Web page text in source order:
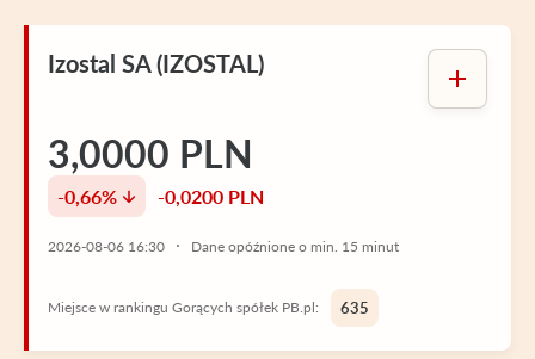
Izostal SA (IZOSTAL)
3,0000 PLN
-0,66% -0,0200 PLN
2026-08-06 16:30 Dane opóźnione o min. 15 minut
Miejsce w rankingu Gorących spółek PB.pl: 635